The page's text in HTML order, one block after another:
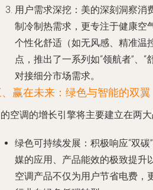
用户需求深挖 ：美的深刻洞察
制冷制热需求，更专注于健康空
个性化舒适（如无风感、精准温
点，推出了一系列如“领航者”、
对接细分市场需求。
赢在未来：绿色与智能的双翼
空调的增长引擎将主要建立在两大
绿色可持续发展 ：积极响应“双
媒的应用、产品能效的极致提升
空调产品不仅为用户节省电费，